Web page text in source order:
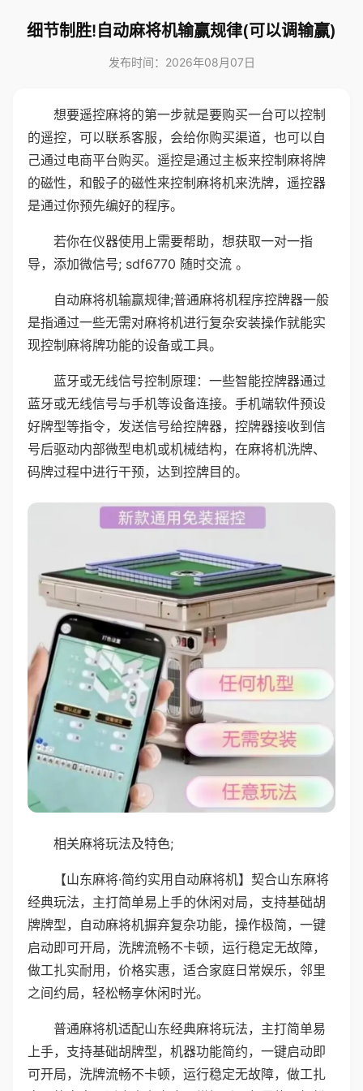
细节制胜!自动麻将机输赢规律(可以调输赢)
发布时间：2026年08月07日
想要遥控麻将的第一步就是要购买一台可以控制
的遥控，可以联系客服，会给你购买渠道，也可以自
己通过电商平台购买。遥控是通过主板来控制麻将牌
的磁性，和骰子的磁性来控制麻将机来洗牌，遥控器
是通过你预先编好的程序。
若你在仪器使用上需要帮助，想获取一对一指
导，添加微信号; sdf6770 随时交流 。
自动麻将机输赢规律;普通麻将机程序控牌器一般
是指通过一些无需对麻将机进行复杂安装操作就能实
现控制麻将牌功能的设备或工具。
蓝牙或无线信号控制原理：一些智能控牌器通过
蓝牙或无线信号与手机等设备连接。手机端软件预设
好牌型等指令，发送信号给控牌器，控牌器接收到信
号后驱动内部微型电机或机械结构，在麻将机洗牌、
码牌过程中进行干预，达到控牌目的。
相关麻将玩法及特色;
【山东麻将·简约实用自动麻将机】契合山东麻将
经典玩法，主打简单易上手的休闲对局，支持基础胡
牌牌型，自动麻将机摒弃复杂功能，操作极简，一键
启动即可开局，洗牌流畅不卡顿，运行稳定无故障，
做工扎实耐用，价格实惠，适合家庭日常娱乐，邻里
之间约局，轻松畅享休闲时光。
普通麻将机适配山东经典麻将玩法，主打简单易
上手，支持基础胡牌型，机器功能简约，一键启动即
可开局，洗牌流畅不卡顿，运行稳定无故障，做工扎